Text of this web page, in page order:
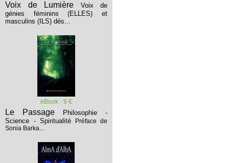
Voix de Lumière
Voix de
génies féminins (ELLES) et
masculins (ILS) dés...
eBook - 9 €
Le Passage
Philosophie -
Science - Spiritualité
Préface de
Sonia Barka...